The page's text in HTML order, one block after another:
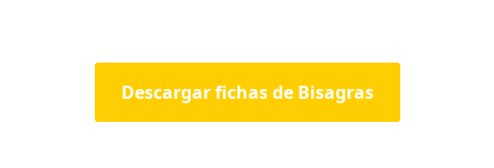
Descargar fichas de Bisagras